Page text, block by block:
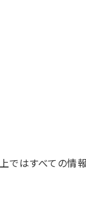
ではすべての情